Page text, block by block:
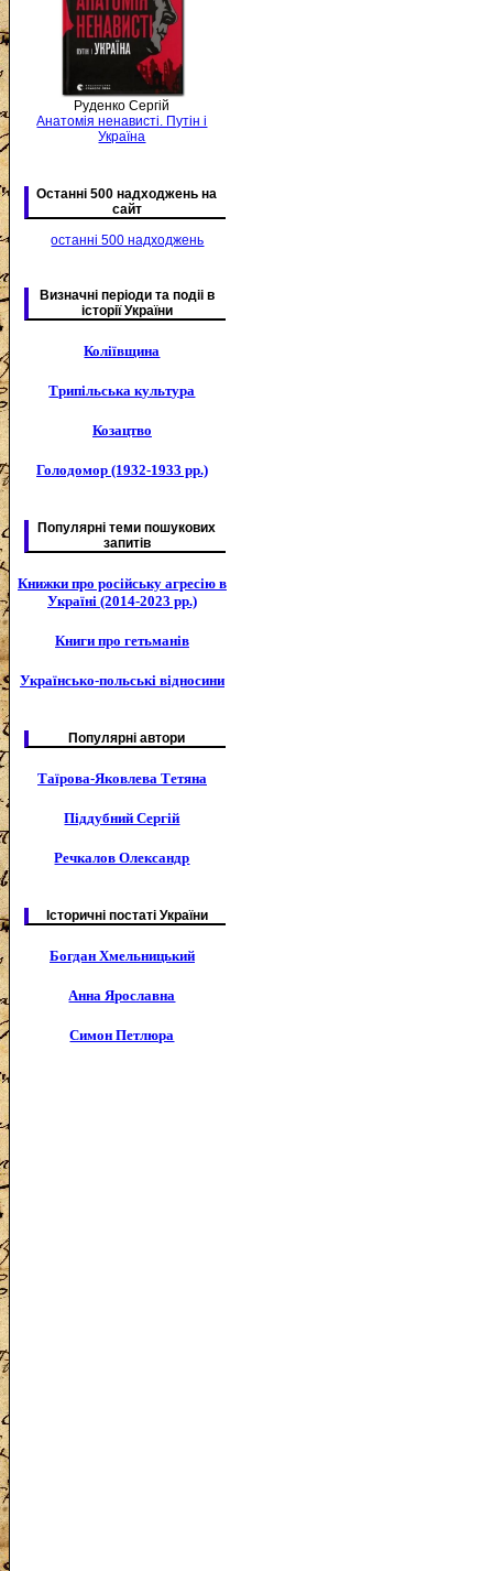
Руденко Сергій
Анатомія ненависті. Путін і
Україна
Останні 500 надходжень на
сайт
останні 500 надходжень
Визначні періоди та подіі в
історії України
Коліївщина
Трипільська культура
Козацтво
Голодомор (1932-1933 рр.)
Популярні теми пошукових
запитів
Книжки про російську агресію в
Україні (2014-2023 рр.)
Книги про гетьманів
Українсько-польські відносини
Популярні автори
Таїрова-Яковлева Тетяна
Піддубний Сергій
Речкалов Олександр
Історичні постаті України
Богдан Хмельницький
Анна Ярославна
Симон Петлюра